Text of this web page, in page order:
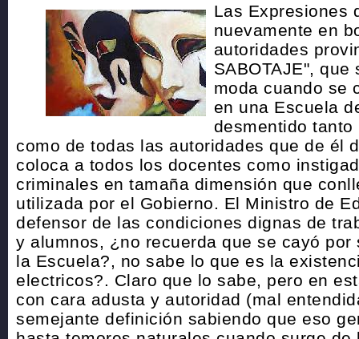
Las Expresiones
nuevamente en
autoridades
SABOTAJE",
moda cuando se
en una Escuela
desmentido
como de todas las autoridades que de él
coloca a todos los docentes como
criminales en tamaña dimensión que
utilizada por el Gobierno. El Ministro de
defensor de las condiciones dignas de
y alumnos, ¿no recuerda que se cayó
la Escuela?, no sabe lo que es la
electricos?. Claro que lo sabe, pero en
con cara adusta y autoridad (mal
semejante definición sabiendo que eso